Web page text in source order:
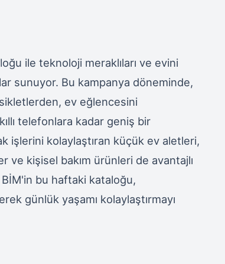
ile teknoloji meraklıları ve evini
sunuyor. Bu kampanya döneminde,
ev eğlencesini
telefonlara kadar geniş bir
işlerini kolaylaştıran küçük ev aletleri,
ve kişisel bakım ürünleri de avantajlı
bu haftaki kataloğu,
günlük yaşamı kolaylaştırmayı